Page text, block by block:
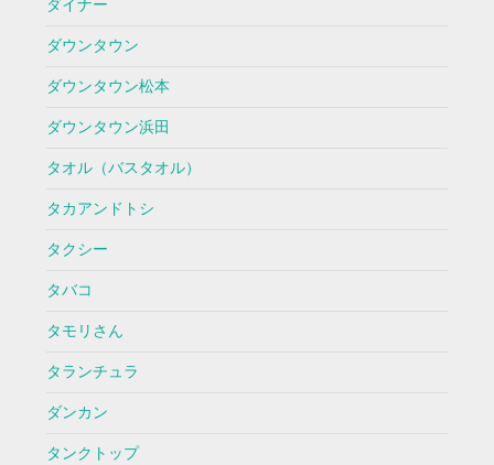
ダイナー
ダウンタウン
ダウンタウン松本
ダウンタウン浜田
タオル（バスタオル）
タカアンドトシ
タクシー
タバコ
タモリさん
タランチュラ
ダンカン
タンクトップ